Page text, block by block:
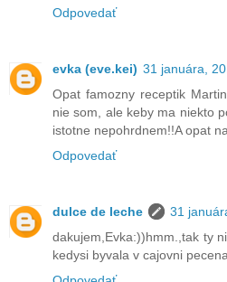
Odpovedať
evka (eve.kei) 31 januára,
Opat famozny receptik
nie som, ale keby ma niekto
istotne nepohrdnem!!A opat
Odpovedať
dulce de leche
31
dakujem,Evka:))hmm.,tak ty
kedysi byvala v cajovni